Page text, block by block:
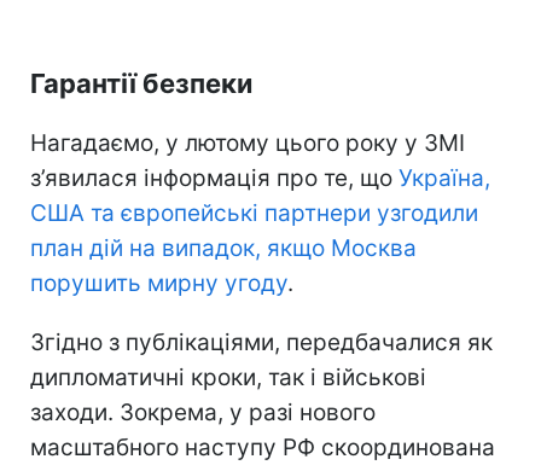
Гарантії безпеки
Нагадаємо, у лютому цього року у ЗМІ
з’явилася інформація про те, що Україна,
США та європейські партнери узгодили
план дій на випадок, якщо Москва
порушить мирну угоду.
Згідно з публікаціями, передбачалися як
дипломатичні кроки, так і військові
заходи. Зокрема, у разі нового
масштабного наступу РФ скоординована